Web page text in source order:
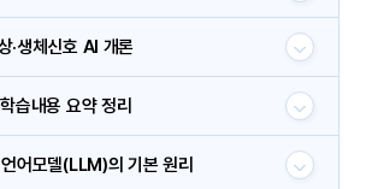
·생체신호 AI 개론
습내용 요약 정리
어모델(LLM)의 기본 원리